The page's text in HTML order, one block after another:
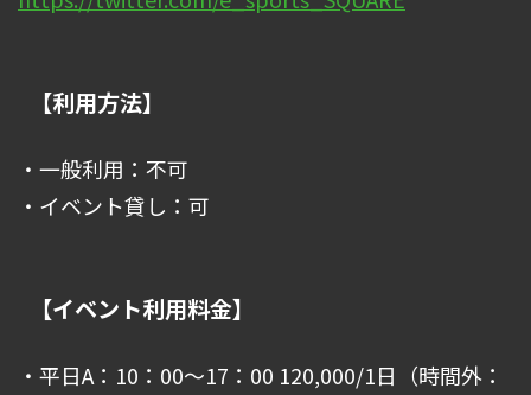
【利用方法】
・一般利用：不可
・イベント貸し：可
【イベント利用料金】
・平日A：10：00～17：00 120,000/1日（時間外：